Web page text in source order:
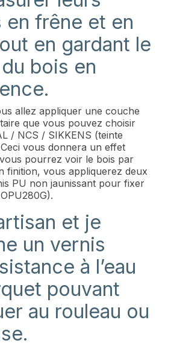
en frêne et en
en gardant le
bois en
allez appliquer une couche
que vous pouvez choisir
/ NCS / SIKKENS (teinte
Ceci vous donnera un effet
pourrez voir le bois par
finition, vous appliquerez deux
PU non jaunissant pour fixer
et je
un vernis
à l’eau
pouvant
au rouleau ou